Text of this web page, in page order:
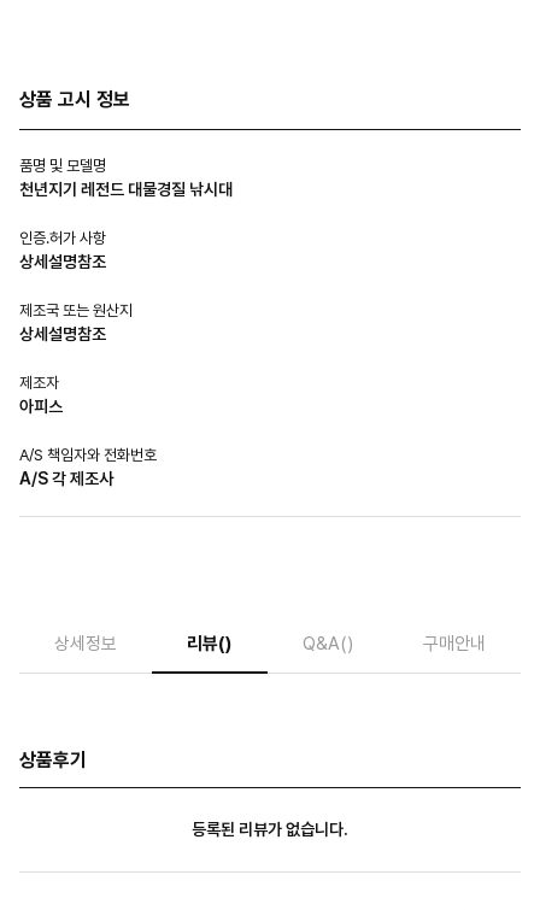
상품 고시 정보
품명 및 모델명
천년지기 레전드 대물경질 낚시대
인증.허가 사항
상세설명참조
제조국 또는 원산지
상세설명참조
제조자
아피스
A/S 책임자와 전화번호
A/S 각 제조사
상세정보 리뷰() Q&A() 구매안내
상품후기
등록된 리뷰가 없습니다.